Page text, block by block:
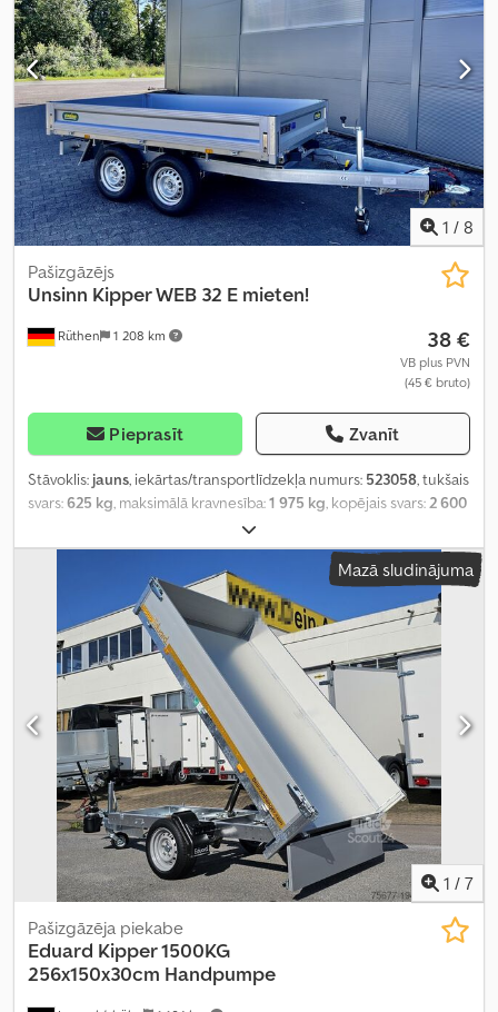
1 / 8
Rüthen 1 208 km
Pašizgāzējs
Unsinn Kipper WEB 32 E mieten!
38 €
VB plus PVN
(45 € bruto)
Pieprasīt Zvanīt
Stāvoklis: jauns, iekārtas/transportlīdzekļa numurs: 523058, tukšais
svars:625 kg, maksimālā kravnesība:1 975 kg, kopējais svars:2 600
, krautuves garums:
iekraušanas vietas platums:1 500 mm, iekraušanas telpas
700 mm, riepas izmērs: , Ražošanas gads:2022,
Mazā sludinājuma
1 / 7
Pašizgāzēja piekabe
Eduard Kipper 1500KG
256x150x30cm Handpumpe